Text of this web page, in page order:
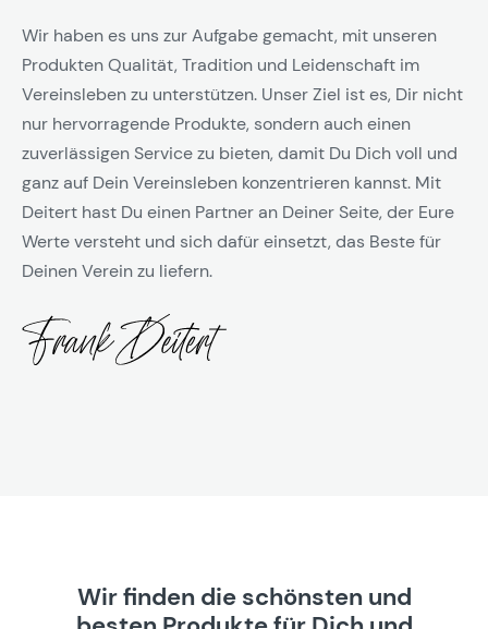
Wir haben es uns zur Aufgabe gemacht, mit unseren
Produkten Qualität, Tradition und Leidenschaft im
Vereinsleben zu unterstützen. Unser Ziel ist es, Dir nicht
nur hervorragende Produkte, sondern auch einen
zuverlässigen Service zu bieten, damit Du Dich voll und
ganz auf Dein Vereinsleben konzentrieren kannst. Mit
Deitert hast Du einen Partner an Deiner Seite, der Eure
Werte versteht und sich dafür einsetzt, das Beste für
Deinen Verein zu liefern.
Wir finden die schönsten und